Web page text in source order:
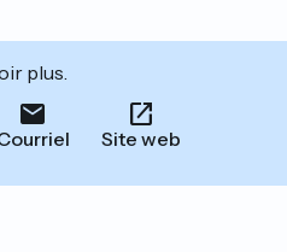
plus.
Site web